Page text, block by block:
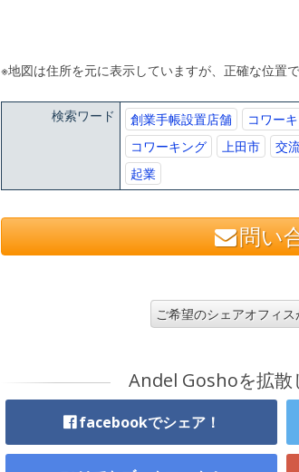
※地図は住所を元に表示していますが、正確な位置
検索ワード 創業手帳設置店舗 コワー
コワーキング
上田市 交
起業
問い
ご希望のシェアオフィ
Andel Goshoを拡散
facebookでシェア！